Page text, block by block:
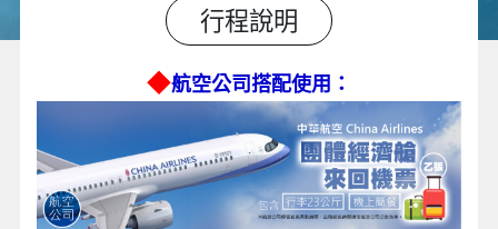
行程說明
◆航空公司搭配使用：